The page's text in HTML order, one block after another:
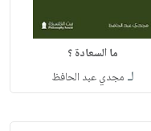
ما السعادة ؟
لـ مجدي عبد الحافظ